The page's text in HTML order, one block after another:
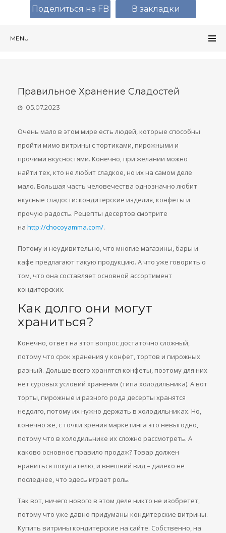
MENU
Правильное Хранение Сладостей
05.07.2023
Очень мало в этом мире есть людей, которые способны
пройти мимо витрины с тортиками, пирожными и
прочими вкусностями. Конечно, при желании можно
найти тех, кто не любит сладкое, но их на самом деле
мало. Большая часть человечества однозначно любит
вкусные сладости: кондитерские изделия, конфеты и
прочую радость. Рецепты десертов смотрите
на http://chocoyamma.com/.
Потому и неудивительно, что многие магазины, бары и
кафе предлагают такую продукцию. А что уже говорить о
том, что она составляет основной ассортимент
кондитерских.
Как долго они могут
храниться?
Конечно, ответ на этот вопрос достаточно сложный,
потому что срок хранения у конфет, тортов и пирожных
разный. Дольше всего хранятся конфеты, поэтому для них
нет суровых условий хранения (типа холодильника). А вот
торты, пирожные и разного рода десерты хранятся
недолго, потому их нужно держать в холодильниках. Но,
конечно же, с точки зрения маркетинга это невыгодно,
потому что в холодильнике их сложно рассмотреть. А
каково основное правило продаж? Товар должен
нравиться покупателю, и внешний вид – далеко не
последнее, что здесь играет роль.
Так вот, ничего нового в этом деле никто не изобретет,
потому что уже давно придуманы кондитерские витрины.
Купить витрины кондитерские на сайте. Собственно, на
Поделиться на FB В закладки